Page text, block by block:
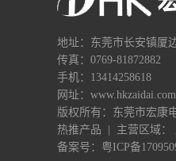
地址：东莞市长安镇厦
传真：0769-81872882
手机：13414258618
网址：www.hkzaidai.com
版权所有：东莞市宏康
热推产品 | 主营区域：
备案号： 粤ICP备